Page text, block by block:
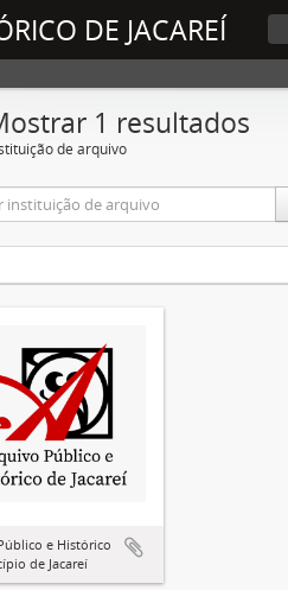
DE JACAREÍ
1 resultados
de arquivo
e Histórico
de Jacareí